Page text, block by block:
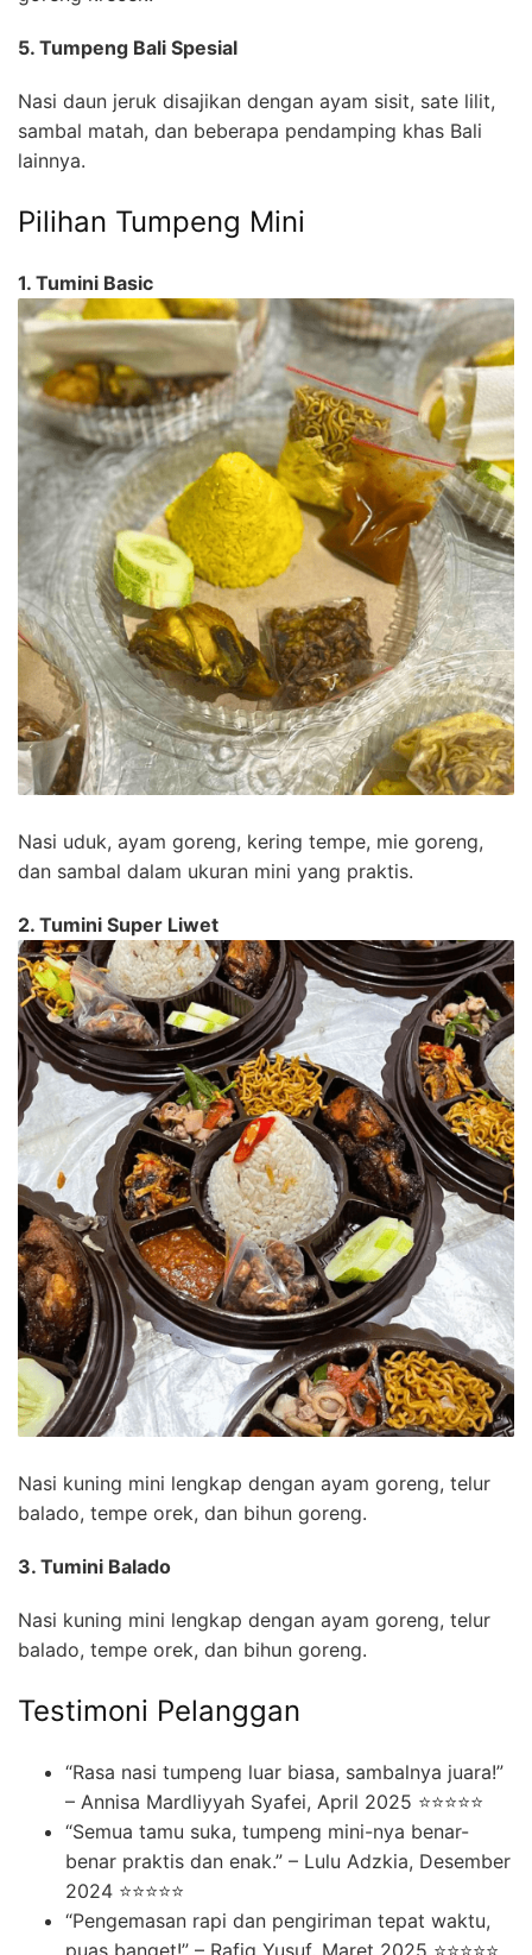
5. Tumpeng Bali Spesial
Nasi daun jeruk disajikan dengan ayam sisit, sate lilit,
sambal matah, dan beberapa pendamping khas Bali
lainnya.
Pilihan Tumpeng Mini
1. Tumini Basic
Nasi uduk, ayam goreng, kering tempe, mie goreng,
dan sambal dalam ukuran mini yang praktis.
2. Tumini Super Liwet
Nasi kuning mini lengkap dengan ayam goreng, telur
balado, tempe orek, dan bihun goreng.
3. Tumini Balado
Nasi kuning mini lengkap dengan ayam goreng, telur
balado, tempe orek, dan bihun goreng.
Testimoni Pelanggan
“Rasa nasi tumpeng luar biasa, sambalnya juara!”
– Annisa Mardliyyah Syafei, April 2025 ⭐⭐⭐⭐⭐
“Semua tamu suka, tumpeng mini-nya benar-
benar praktis dan enak.” – Lulu Adzkia, Desember
2024 ⭐⭐⭐⭐⭐
“Pengemasan rapi dan pengiriman tepat waktu,
puas banget!” – Rafiq Yusuf, Maret 2025 ⭐⭐⭐⭐⭐